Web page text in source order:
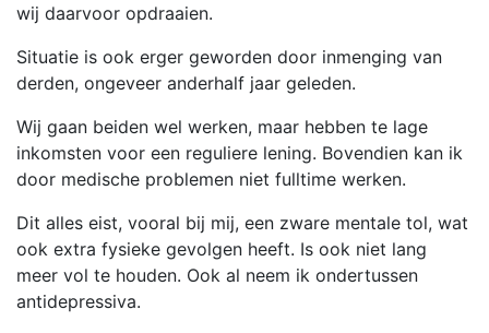
wij daarvoor opdraaien.
Situatie is ook erger geworden door inmenging van
derden, ongeveer anderhalf jaar geleden.
Wij gaan beiden wel werken, maar hebben te lage
inkomsten voor een reguliere lening. Bovendien kan ik
door medische problemen niet fulltime werken.
Dit alles eist, vooral bij mij, een zware mentale tol, wat
ook extra fysieke gevolgen heeft. Is ook niet lang
meer vol te houden. Ook al neem ik ondertussen
antidepressiva.